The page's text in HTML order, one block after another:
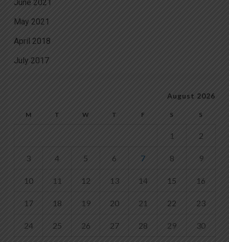
June 2021
May 2021
April 2018
July 2017
August 2026
M T W T F S S
1 2
3 4 5 6 7 8 9
10 11 12 13 14 15 16
17 18 19 20 21 22 23
24 25 26 27 28 29 30